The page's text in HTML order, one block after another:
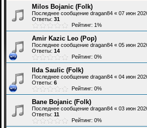
Milos Bojanic (Folk)
Последнее сообщение dragan84 « 07 июн
Ответы: 31
Рейтинг: 1%
Amir Kazic Leo (Pop)
Последнее сообщение dragan84 « 05 июн
Ответы: 14
Рейтинг: 0%
Ilda Saulic (Folk)
Последнее сообщение dragan84 « 04 июн
Ответы: 6
Рейтинг: 0%
Bane Bojanic (Folk)
Последнее сообщение dragan84 « 03 июн
Ответы: 11
Рейтинг: 0%